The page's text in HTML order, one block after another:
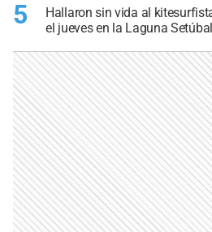
5
Hallaron sin vida al
el jueves en la Laguna Setúbal